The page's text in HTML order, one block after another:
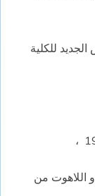
للكلية
اللاهوت من